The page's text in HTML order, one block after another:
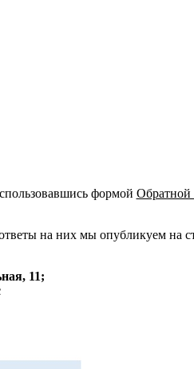
формой Обратной
на них мы опубликуем на
11;